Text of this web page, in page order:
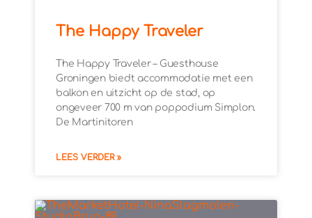
The Happy Traveler
The Happy Traveler – Guesthouse
Groningen biedt accommodatie met een
balkon en uitzicht op de stad, op
ongeveer 700 m van poppodium Simplon.
De Martinitoren
LEES VERDER »